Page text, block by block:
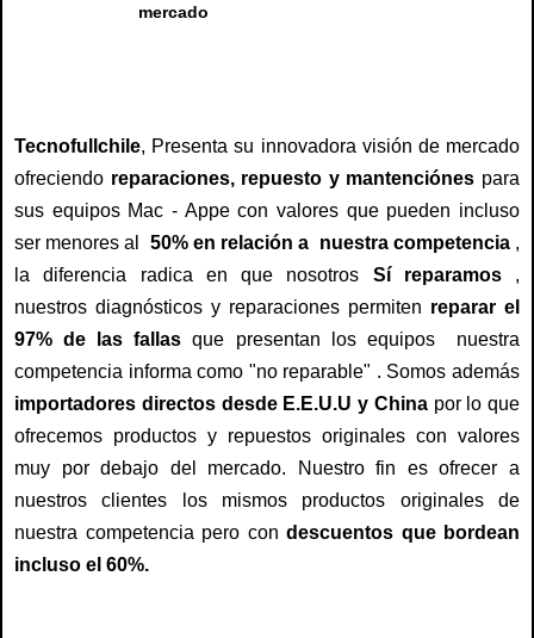
mercado
Tecnofullchile, Presenta su innovadora visión de mercado
ofreciendo reparaciones, repuesto y mantenciónes para
sus equipos Mac - Appe con valores que pueden incluso
ser menores al 50% en relación a nuestra competencia,
la diferencia radica en que nosotros Sí reparamos,
nuestros diagnósticos y reparaciones permiten reparar el
97% de las fallas que presentan los equipos nuestra
competencia informa como "no reparable" . Somos además
importadores directos desde E.E.U.U y Chinapor lo que
ofrecemos productos y repuestos originales con valores
muy por debajo del mercado. Nuestro fin es ofrecer a
nuestros clientes los mismos productos originales de
nuestra competencia pero con descuentos que bordean
incluso el 60%.